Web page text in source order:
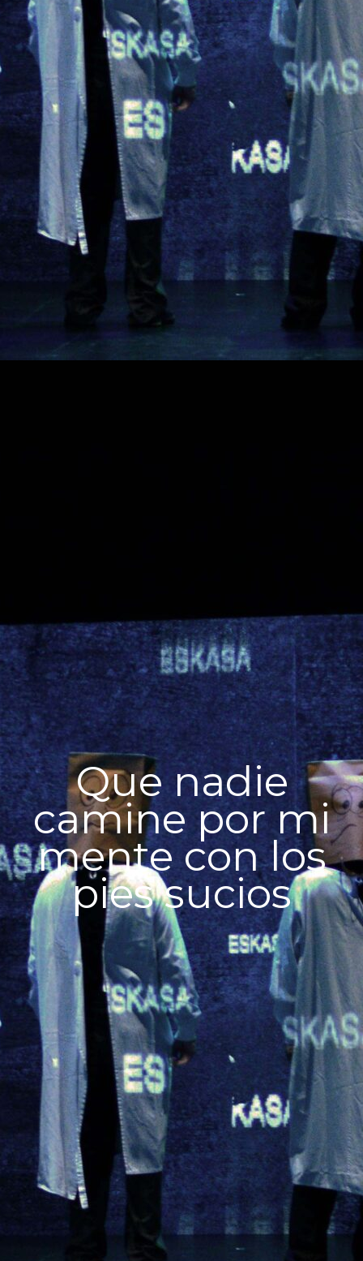
Que nadie
camine por mi
mente con los
pies sucios